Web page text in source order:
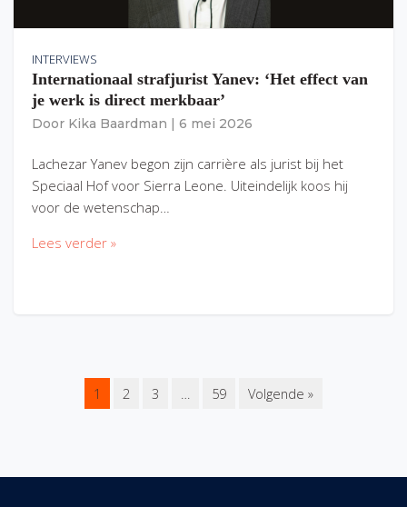
INTERVIEWS
Internationaal strafjurist Yanev: ‘Het effect van
je werk is direct merkbaar’
Door Kika Baardman 6 mei 2026
Lachezar Yanev begon zijn carrière als jurist bij het
Speciaal Hof voor Sierra Leone. Uiteindelijk koos hij
voor de wetenschap…
Lees verder »
1 2 3 … 59 Volgende »